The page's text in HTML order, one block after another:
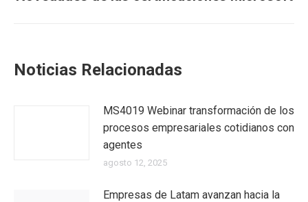
Noticias Relacionadas
MS4019 Webinar transformación de los
procesos empresariales cotidianos con
agentes
agosto 12, 2025
Empresas de Latam avanzan hacia la